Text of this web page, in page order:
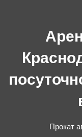
Прокат